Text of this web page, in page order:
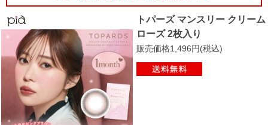
トパーズ マンスリー クリーム
ローズ 2枚入り
販売価格1,496円(税込)